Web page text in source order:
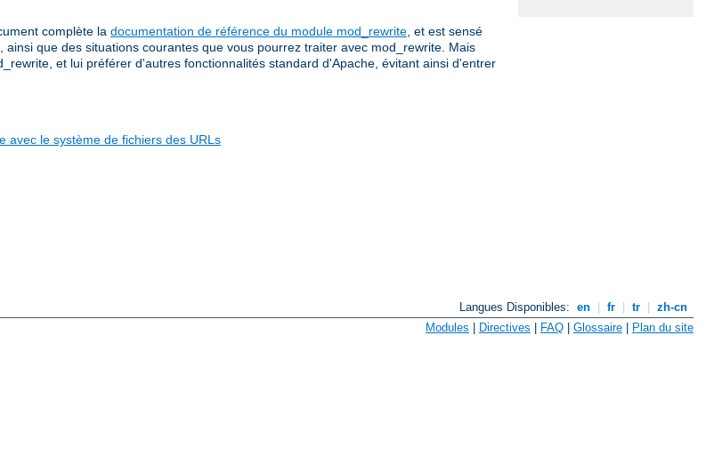
complète la documentation de référence du module mod_rewrite, et est sensé
que des situations courantes que vous pourrez traiter avec mod_rewrite. Mais
et lui préférer d'autres fonctionnalités standard d'Apache, évitant ainsi d'entrer
avec le système de fichiers des URLs
Langues Disponibles: en fr tr
zh-cn
Modules | Directives | FAQ | Glossaire | Plan du site